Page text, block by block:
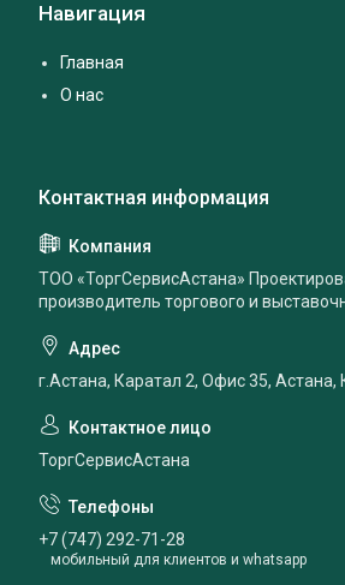
Навигация
Главная
О нас
ТОО «ТоргСервисАстана»
производитель торгового и
г.Астана, Каратал 2, Офис 35, Астана,
ТоргСервисАстана
+7 (747) 292-71-28
мобильный для клиентов и whatsapp